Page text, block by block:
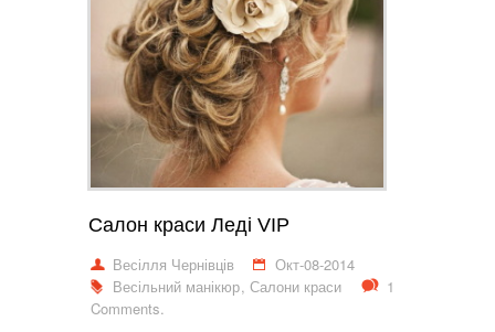
Салон краси Леді VIP
Весілля Чернівців
Окт-08-2014
Весільний манікюр, Салони краси
1
Comments.